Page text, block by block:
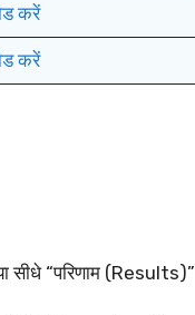
करें
करें
सीधे “परिणाम (Results)”